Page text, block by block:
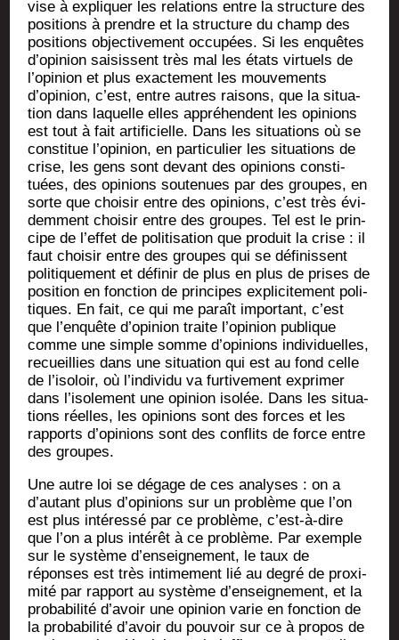
vise à expli­quer les rela­tions entre la struc­ture des
posi­tions à prendre et la struc­ture du champ des
posi­tions objec­ti­ve­ment occu­pées. Si les enquêtes
d’opinion sai­sissent très mal les états vir­tuels de
l’opinion et plus exac­te­ment les mou­ve­ments
d’opinion, c’est, entre autres rai­sons, que la situa­
tion dans laquelle elles appré­hendent les opi­nions
est tout à fait arti­fi­cielle. Dans les situa­tions où se
consti­tue l’opinion, en par­ti­cu­lier les situa­tions de
crise, les gens sont devant des opi­nions consti­
tuées, des opi­nions sou­te­nues par des groupes, en
sorte que choi­sir entre des opi­nions, c’est très évi­
dem­ment choi­sir entre des groupes. Tel est le prin­
cipe de l’effet de poli­ti­sa­tion que pro­duit la crise : il
faut choi­sir entre des groupes qui se défi­nissent
poli­ti­que­ment et défi­nir de plus en plus de prises de
posi­tion en fonc­tion de prin­cipes expli­ci­te­ment poli­
tiques. En fait, ce qui me paraît impor­tant, c’est
que l’enquête d’opinion traite l’opinion publique
comme une simple somme d’opinions indi­vi­duelles,
recueillies dans une situa­tion qui est au fond celle
de l’isoloir, où l’individu va fur­ti­ve­ment expri­mer
dans l’isolement une opi­nion iso­lée. Dans les situa­
tions réelles, les opi­nions sont des forces et les
rap­ports d’opinions sont des conflits de force entre
des groupes.
Une autre loi se dégage de ces ana­lyses : on a
d’autant plus d’opinions sur un pro­blème que l’on
est plus inté­res­sé par ce pro­blème, c’est-à-dire
que l’on a plus inté­rêt à ce pro­blème. Par exemple
sur le sys­tème d’enseignement, le taux de
réponses est très inti­me­ment lié au degré de proxi­
mi­té par rap­port au sys­tème d’enseignement, et la
pro­ba­bi­li­té d’avoir une opi­nion varie en fonc­tion de
la pro­ba­bi­li­té d’avoir du pou­voir sur ce à pro­pos de